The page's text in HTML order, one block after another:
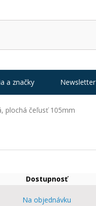
plochá čeľusť 105mm
Dostupnosť
Na objednávku
a značky Newsletter